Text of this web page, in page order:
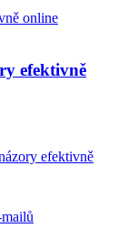
efektivně
efektivně